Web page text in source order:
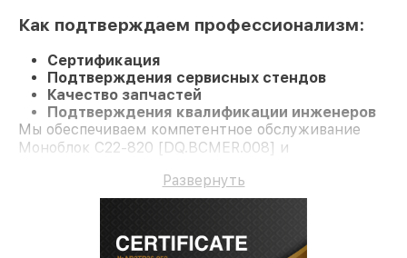
Как подтверждаем профессионализм:
Сертификация
Подтверждения сервисных стендов
Качество запчастей
Подтверждения квалификации инженеров
Мы обеспечиваем компетентное обслуживание
Моноблок C22-820 [DQ.BCMER.008] и
Развернуть